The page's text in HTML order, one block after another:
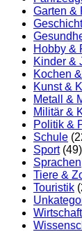
Garten &
Hobby &
Kinder &
Kochen
Kunst &
Metall &
Militär &
Politik &
Schule
Sport (49)
Sprachen
Tiere &
Touristik